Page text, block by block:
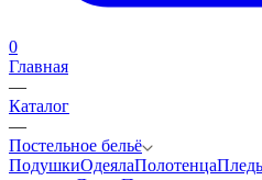
0
Главная
—
Каталог
—
Постельное бельё
ПодушкиОдеялаПолотенца